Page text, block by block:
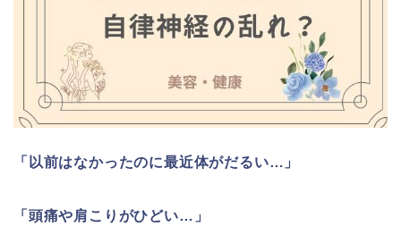
「以前はなかったのに最近体がだるい…」
「頭痛や肩こりがひどい…」